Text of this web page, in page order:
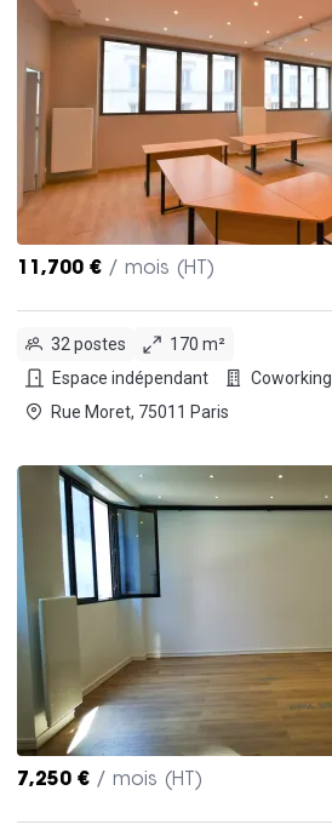
11,700 € / mois (HT)
32 postes
170 m²
Espace indépendant
Coworking
Rue Moret, 75011 Paris
7,250 € / mois (HT)